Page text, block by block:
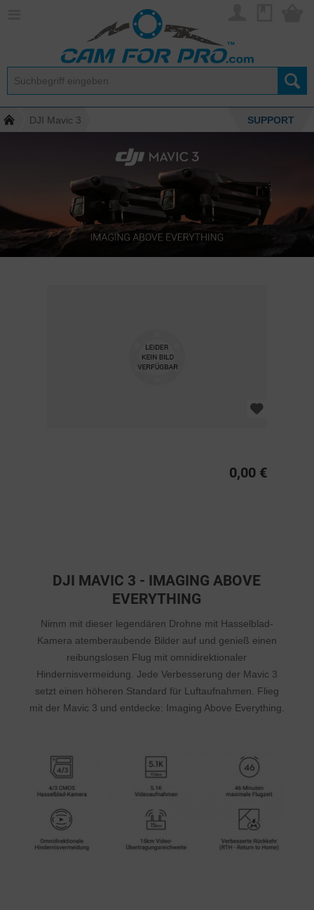
DJI Mavic 3 SUPPORT
0,00 €
DJI MAVIC 3 - IMAGING ABOVE
EVERYTHING
Nimm mit dieser legendären Drohne mit Hasselblad-
Kamera atemberaubende Bilder auf und genieß einen
reibungslosen Flug mit omnidirektionaler
Hindernisvermeidung. Jede Verbesserung der Mavic 3
setzt einen höheren Standard für Luftaufnahmen. Flieg
mit der Mavic 3 und entdecke: Imaging Above Everything.